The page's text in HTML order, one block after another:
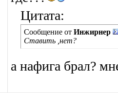
Цитата:
Сообщение от Инжирнер
Ставить ,нет?
а нафига брал?